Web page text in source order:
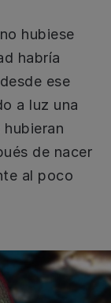
hubiese
habría
ese
a luz una
de nacer
al poco